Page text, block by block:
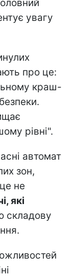
увагу
про це:
краш-
рівні".
автомат
зон,
не
які
складову